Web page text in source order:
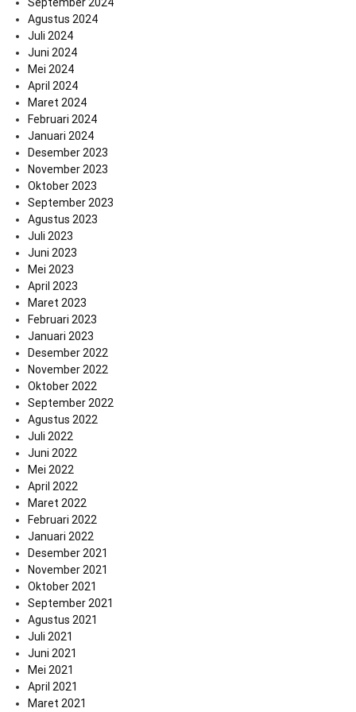
Agustus 2024
Juli 2024
Juni 2024
Mei 2024
April 2024
Maret 2024
Februari 2024
Januari 2024
Desember 2023
November 2023
Oktober 2023
September 2023
Agustus 2023
Juli 2023
Juni 2023
Mei 2023
April 2023
Maret 2023
Februari 2023
Januari 2023
Desember 2022
November 2022
Oktober 2022
September 2022
Agustus 2022
Juli 2022
Juni 2022
Mei 2022
April 2022
Maret 2022
Februari 2022
Januari 2022
Desember 2021
November 2021
Oktober 2021
September 2021
Agustus 2021
Juli 2021
Juni 2021
Mei 2021
April 2021
Maret 2021